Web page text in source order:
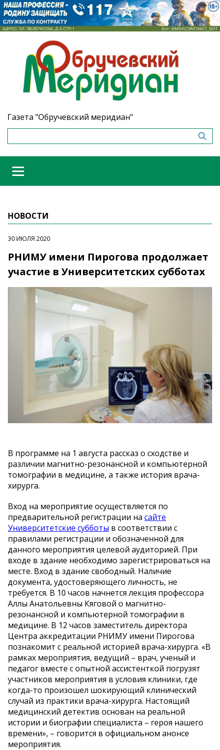
Газета "Обручевский меридиан"
НОВОСТИ
30 ИЮЛЯ 2020
РНИМУ имени Пирогова продолжает
участие в Университетских субботах
В программе на 1 августа рассказ о сходстве и
различии магнитно-резонансной и компьютерной
томографии в медицине, а также история врача-
хирурга.
Вход на мероприятие осуществляется по
предварительной регистрации на сайте
Университетские субботы в соответствии с
правилами регистрации и обозначенной для
данного мероприятия целевой аудиторией. При
входе в здание необходимо зарегистрироваться на
месте. Вход в здание свободный. Наличие
документа, удостоверяющего личность, не
требуется. В 10 часов начнется лекция профессора
Аллы Анатольевны Кяговой о магнитно-
резонансной и компьютерной томографии в
медицине. В 12 часов заместитель директора
Центра аккредитации РНИМУ имени Пирогова
познакомит с реальной историей врача-хирурга. «В
рамках мероприятия, ведущий – врач, ученый и
педагог вместе с опытной ассистенткой погрузят
участников мероприятия в условия клиники, где
когда-то произошел шокирующий клинический
случай из практики врача-хирурга. Настоящий
медицинский детектив основан на реальной
истории и биографии специалиста – героя нашего
времени», – говорится в официальном анонсе
мероприятия.